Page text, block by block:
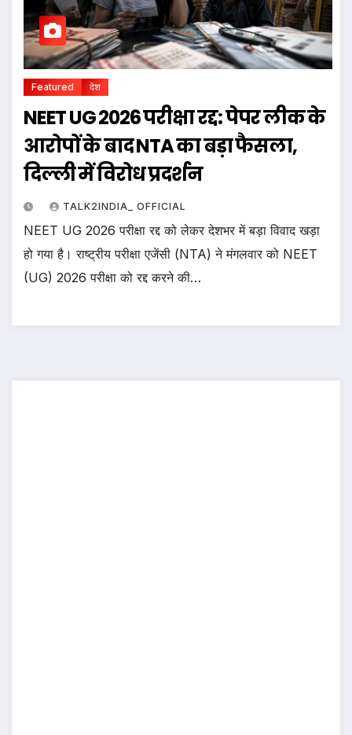
Featured देश
NEET UG 2026 परीक्षा रद्द: पेपर लीक के
आरोपों के बाद NTA का बड़ा फैसला,
दिल्ली में विरोध प्रदर्शन
TALK2INDIA_ OFFICIAL
NEET UG 2026 परीक्षा रद्द को लेकर देशभर में बड़ा विवाद खड़ा
हो गया है। राष्ट्रीय परीक्षा एजेंसी (NTA) ने मंगलवार को NEET
(UG) 2026 परीक्षा को रद्द करने की…